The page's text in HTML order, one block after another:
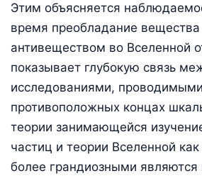
Этим объясняется
время преобладание
антивеществом во Вселенной
показывает глубокую связь
исследованиями,
противоположных концах
теории занимающейся
частиц и теории Вселенной
более грандиозными являются